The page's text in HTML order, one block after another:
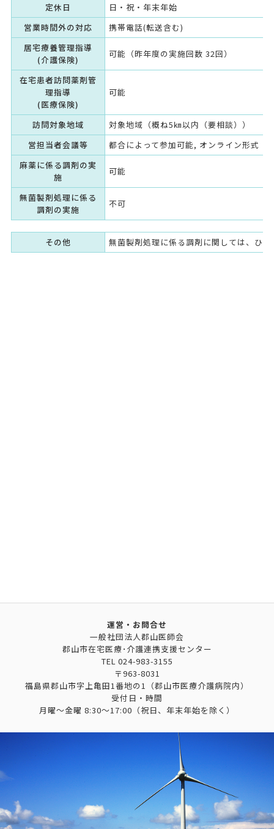
定休日
日・祝・年末年始
営業時間外の対応
携帯電話(転送含む)
居宅療養管理指導
(介護保険)
可能（昨年度の実施回数 32回）
在宅患者訪問薬剤管
理指導
(医療保険)
可能
訪問対象地域
対象地域（概ね5㎞以内（要相談））
営担当者会議等
都合によって参加可能, オンライン形式（
麻薬に係る調剤の実
施
可能
無菌製剤処理に係る
調剤の実施
不可
その他 無菌製剤処理に係る調剤に関しては、ひ
運営・お問合せ
一般社団法人郡山医師会
郡山市在宅医療･介護連携支援センター
TEL 024-983-3155
〒963-8031
福島県郡山市字上亀田1番地の1（郡山市医療介護病院内）
受付日・時間
月曜～金曜 8:30～17:00（祝日、年末年始を除く）